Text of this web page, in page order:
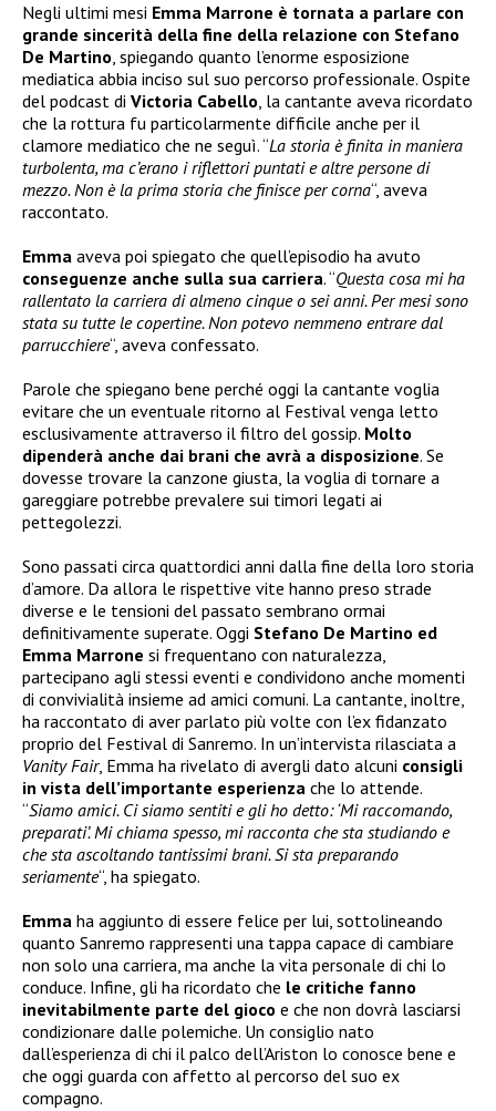
Negli ultimi mesi Emma Marrone è tornata a parlare con
grande sincerità della fine della relazione con Stefano
De Martino, spiegando quanto l’enorme esposizione
mediatica abbia inciso sul suo percorso professionale. Ospite
del podcast di Victoria Cabello, la cantante aveva ricordato
che la rottura fu particolarmente difficile anche per il
clamore mediatico che ne seguì. “La storia è finita in maniera
turbolenta, ma c’erano i riflettori puntati e altre persone di
mezzo. Non è la prima storia che finisce per corna“, aveva
raccontato.
Emma aveva poi spiegato che quell’episodio ha avuto
conseguenze anche sulla sua carriera. “Questa cosa mi ha
rallentato la carriera di almeno cinque o sei anni. Per mesi sono
stata su tutte le copertine. Non potevo nemmeno entrare dal
parrucchiere“, aveva confessato.
Parole che spiegano bene perché oggi la cantante voglia
evitare che un eventuale ritorno al Festival venga letto
esclusivamente attraverso il filtro del gossip. Molto
dipenderà anche dai brani che avrà a disposizione. Se
dovesse trovare la canzone giusta, la voglia di tornare a
gareggiare potrebbe prevalere sui timori legati ai
pettegolezzi.
Sono passati circa quattordici anni dalla fine della loro storia
d’amore. Da allora le rispettive vite hanno preso strade
diverse e le tensioni del passato sembrano ormai
definitivamente superate. Oggi Stefano De Martino ed
Emma Marrone si frequentano con naturalezza,
partecipano agli stessi eventi e condividono anche momenti
di convivialità insieme ad amici comuni. La cantante, inoltre,
ha raccontato di aver parlato più volte con l’ex fidanzato
proprio del Festival di Sanremo. In un’intervista rilasciata a
Vanity Fair, Emma ha rivelato di avergli dato alcuni consigli
in vista dell’importante esperienza che lo attende.
“Siamo amici. Ci siamo sentiti e gli ho detto: ‘Mi raccomando,
preparati’. Mi chiama spesso, mi racconta che sta studiando e
che sta ascoltando tantissimi brani. Si sta preparando
seriamente“, ha spiegato.
Emma ha aggiunto di essere felice per lui, sottolineando
quanto Sanremo rappresenti una tappa capace di cambiare
non solo una carriera, ma anche la vita personale di chi lo
conduce. Infine, gli ha ricordato che le critiche fanno
inevitabilmente parte del gioco e che non dovrà lasciarsi
condizionare dalle polemiche. Un consiglio nato
dall’esperienza di chi il palco dell’Ariston lo conosce bene e
che oggi guarda con affetto al percorso del suo ex
compagno.